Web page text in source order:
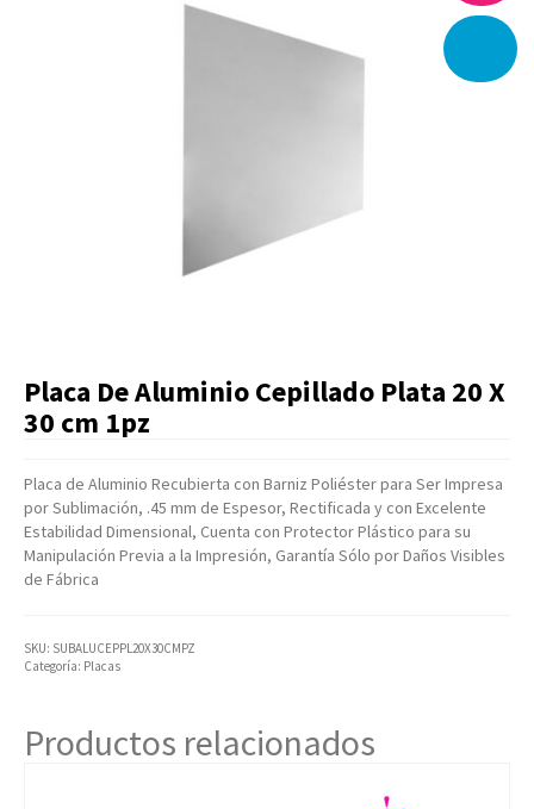
Textiles
Facturación
Placa De Aluminio Cepillado Plata 20 X
30 cm 1pz
Placa de Aluminio Recubierta con Barniz Poliéster para Ser Impresa
por Sublimación, .45 mm de Espesor, Rectificada y con Excelente
Estabilidad Dimensional, Cuenta con Protector Plástico para su
Manipulación Previa a la Impresión, Garantía Sólo por Daños Visibles
de Fábrica
SKU: SUBALUCEPPL20X30CMPZ
Categoría: Placas
Productos relacionados